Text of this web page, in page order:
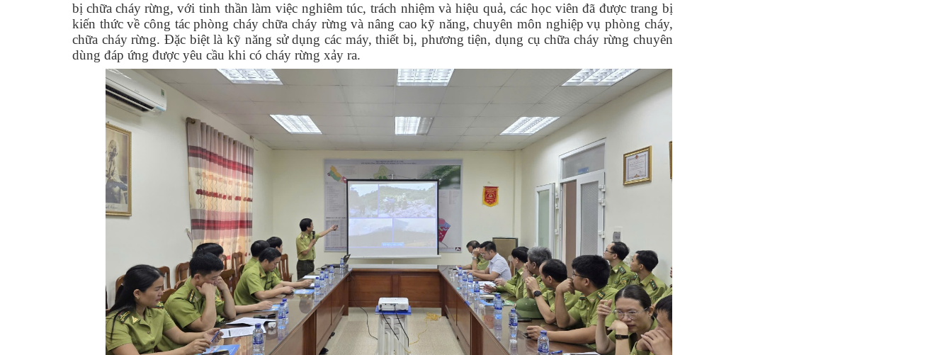
bị chữa cháy rừng,với tinh thần làm việc nghiêm túc, trách nhiệm và hiệu quả, các học viên đãđược trang bị
kiến thức về công tác phòng cháy chữa cháy rừng và nâng cao kỹ năng, chuyên môn nghiệp vụ phòng cháy,
chữa cháy rừng. Đặc biệt là kỹ năng sử dụng các máy, thiết bị, phương tiện, dụng cụ chữa cháy rừng chuyên
dùng đáp ứng được yêu cầu khi có cháy rừng xảy ra.